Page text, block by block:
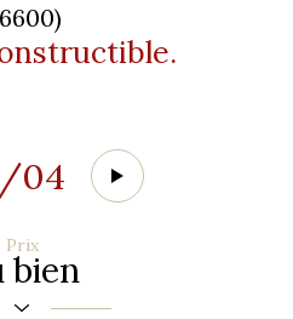
/04
Prix
bien